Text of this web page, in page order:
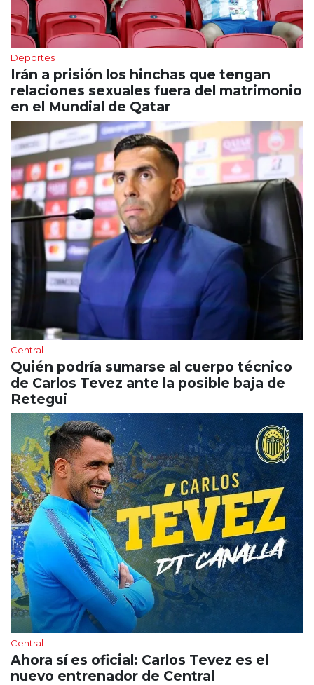
Deportes
Irán a prisión los hinchas que tengan
relaciones sexuales fuera del matrimonio
en el Mundial de Qatar
Central
Quién podría sumarse al cuerpo técnico
de Carlos Tevez ante la posible baja de
Retegui
Central
Ahora sí es oficial: Carlos Tevez es el
nuevo entrenador de Central